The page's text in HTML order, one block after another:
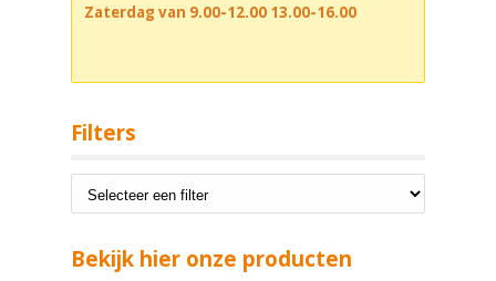
Zaterdag van 9.00-12.00 13.00-16.00
Filters
Bekijk hier onze producten